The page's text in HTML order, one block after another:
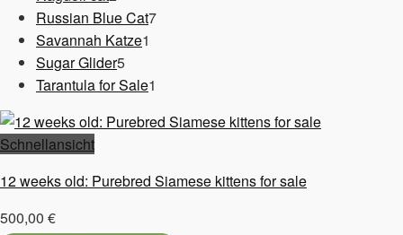
Produkte
Russian Blue Cat77
Savannah Katze1
Sugar Glider55
Produkte
Tarantula for Sale1
Schnellansicht
12 weeks old: Purebred Siamese kittens for sale
500,00 €